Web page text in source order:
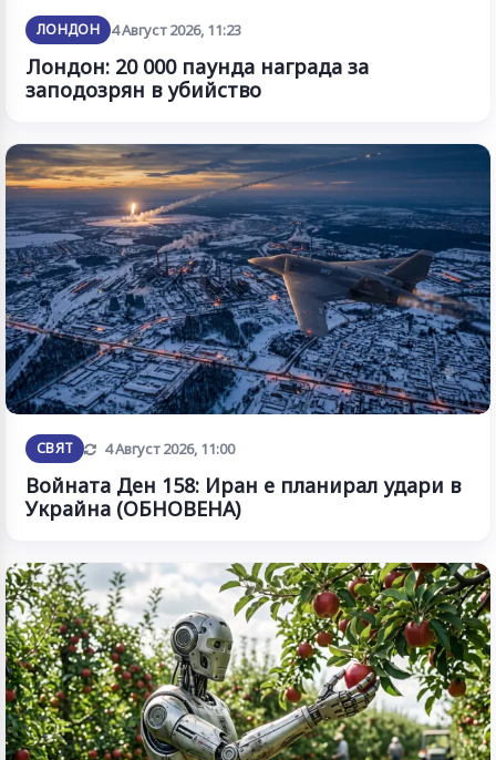
ЛОНДОН 4 Август 2026, 11:23
Лондон: 20 000 паунда награда за
заподозрян в убийство
СВЯТ Обновена
4 Август 2026, 11:00
Войната Ден 158: Иран е планирал удари в
Украйна (ОБНОВЕНА)